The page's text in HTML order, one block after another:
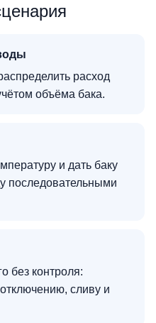
расход
объёма бака.
и дать баку
последовательными
без контроля:
сливу и